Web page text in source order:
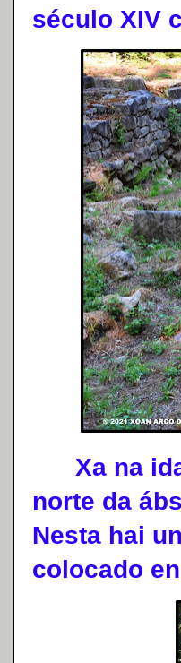
século XIV
Xa na
norte da
Nesta hai
colocado